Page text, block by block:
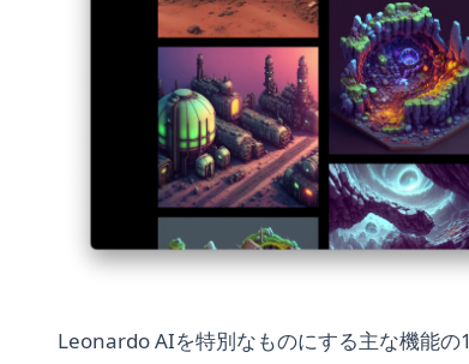
Leonardo AIを特別なものにする主な機能